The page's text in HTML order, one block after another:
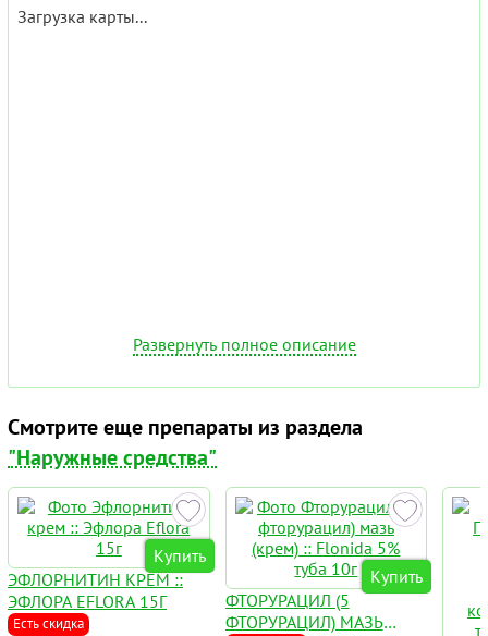
Загрузка карты...
Развернуть полное описание
Смотрите еще препараты из раздела
"Наружные средства"
Купить
ЭФЛОРНИТИН КРЕМ ::
ЭФЛОРА EFLORA 15Г
Есть скидка
Купить
ФТОРУРАЦИЛ (5
ФТОРУРАЦИЛ) МАЗЬ